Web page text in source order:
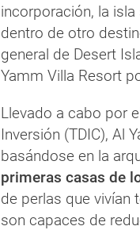
incorporación, la
dentro de otro
general de Desert
Yamm Villa Resort
Llevado a cabo por
Inversión (TDIC), Al
basándose en la
primeras casas de
de perlas que vivían
son capaces de